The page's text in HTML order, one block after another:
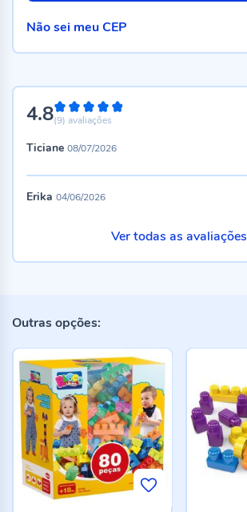
4.896%
(9) avaliações
Ticiane 08/07/2026
Erika 04/06/2026
Ver todas as avaliações
Não sei meu CEP
Outras opções: